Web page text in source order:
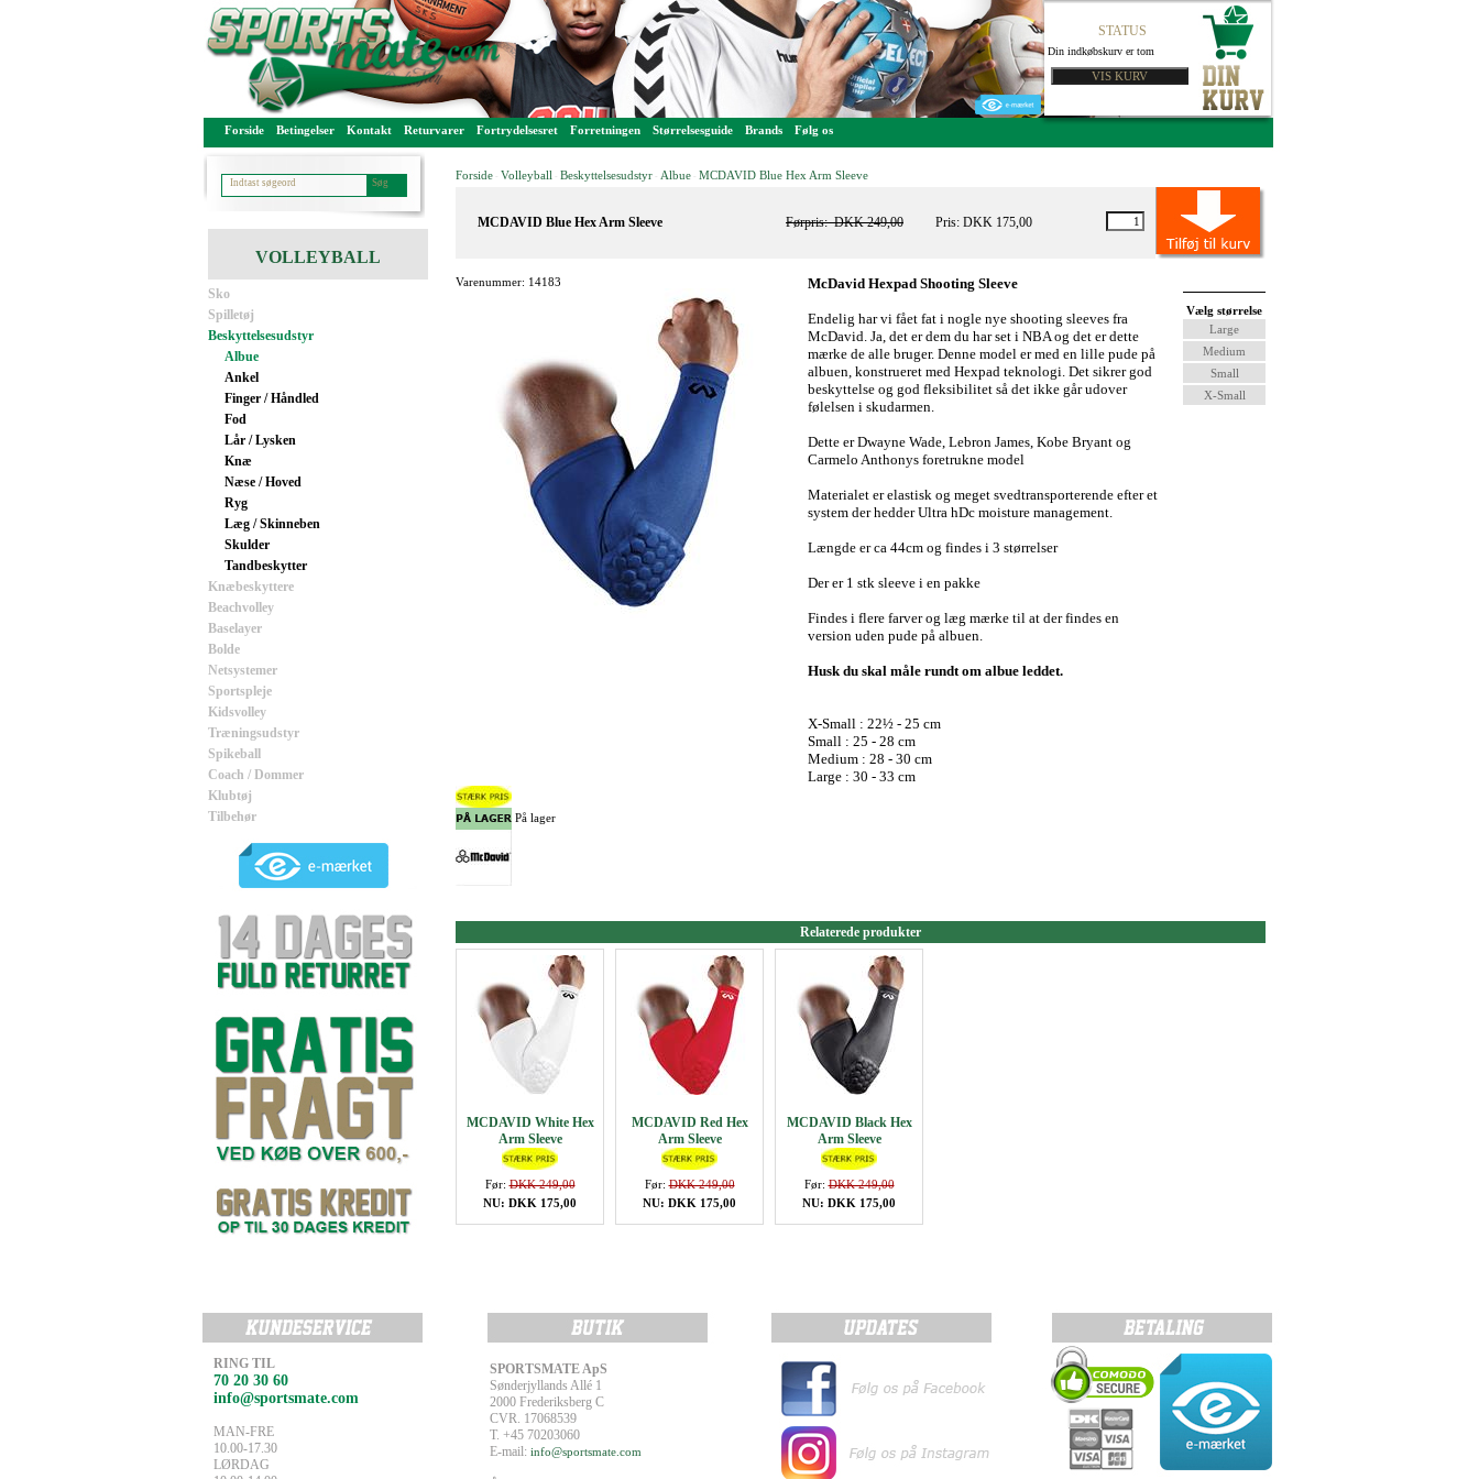
STATUS
Din indkøbskurv er tom
Forside Betingelser Kontakt Returvarer Fortrydelsesret Forretningen Størrelsesguide Brands Følg os
VOLLEYBALL
Sko
Spilletøj
Beskyttelsesudstyr
Albue
Ankel
Finger / Håndled
Fod
Lår / Lysken
Knæ
Næse / Hoved
Ryg
Læg / Skinneben
Skulder
Tandbeskytter
Knæbeskyttere
Beachvolley
Baselayer
Bolde
Netsystemer
Sportspleje
Kidsvolley
Træningsudstyr
Spikeball
Coach / Dommer
Klubtøj
Tilbehør
Forside Volleyball Beskyttelsesudstyr Albue MCDAVID Blue Hex Arm Sleeve
MCDAVID Blue Hex Arm Sleeve Førpris:DKK 249,00 Pris: DKK 175,00
Varenummer: 14183 McDavid Hexpad Shooting Sleeve
Endelig har vi fået fat i nogle nye shooting sleeves fra
McDavid. Ja, det er dem du har set i NBA og det er dette
mærke de alle bruger. Denne model er med en lille pude på
albuen, konstrueret med Hexpad teknologi. Det sikrer god
beskyttelse og god fleksibilitet så det ikke går udover
følelsen i skudarmen.
Dette er Dwayne Wade, Lebron James, Kobe Bryant og
Carmelo Anthonys foretrukne model
Materialet er elastisk og meget svedtransporterende efter et
system der hedder Ultra hDc moisture management.
Længde er ca 44cm og findes i 3 størrelser
Der er 1 stk sleeve i en pakke
Findes i flere farver og læg mærke til at der findes en
version uden pude på albuen.
Husk du skal måle rundt om albue leddet.
X-Small : 22½ - 25 cm
Small : 25 - 28 cm
Medium : 28 - 30 cm
Large : 30 - 33 cm
Vælg størrelse
Large
Medium
Small
X-Small
På lager
Relaterede produkter
MCDAVID White Hex
Arm Sleeve
Før:DKK 249,00
NU: DKK 175,00
MCDAVID Red Hex
Arm Sleeve
Før:DKK 249,00
NU: DKK 175,00
MCDAVID Black Hex
Arm Sleeve
Før:DKK 249,00
NU: DKK 175,00
RING TIL
70 20 30 60
info@sportsmate.com
MAN-FRE
10.00-17.30
LØRDAG
SPORTSMATE ApS
Sønderjyllands Allé 1
2000 Frederiksberg C
CVR. 17068539
T. +45 70203060
E-mail: info@sportsmate.com